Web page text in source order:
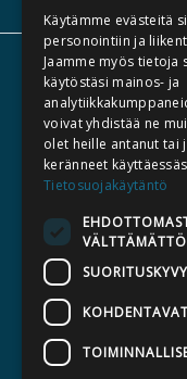
Käytämme evästeitä
personointiin ja
Jaamme myös tietoja
käytöstäsi mainos- ja
voivat yhdistää ne
olet heille antanut tai
keränneet
Tietosuojakäytäntö
KOHDENTAVAT